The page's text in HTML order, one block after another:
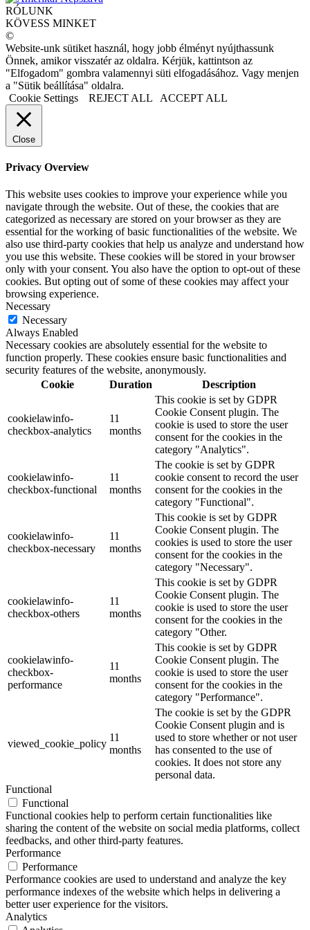
RÓLUNK
KÖVESS MINKET
©
Website-unk sütiket használ, hogy jobb élményt nyújthassunk
Önnek, amikor visszatér az oldalra. Kérjük, kattintson az
"Elfogadom" gombra valamennyi süti elfogadásához. Vagy menjen
a "Sütik beállítása" oldalra.
Cookie Settings
REJECT ALL ACCEPT ALL
Close
Privacy Overview
This website uses cookies to improve your experience while you
navigate through the website. Out of these, the cookies that are
categorized as necessary are stored on your browser as they are
essential for the working of basic functionalities of the website. We
also use third-party cookies that help us analyze and understand how
you use this website. These cookies will be stored in your browser
only with your consent. You also have the option to opt-out of these
cookies. But opting out of some of these cookies may affect your
browsing experience.
Necessary
Necessary
Always Enabled
Necessary cookies are absolutely essential for the website to
function properly. These cookies ensure basic functionalities and
security features of the website, anonymously.
Cookie
Duration Description
cookielawinfo-
checkbox-analytics
11
months
This cookie is set by GDPR
Cookie Consent plugin. The
cookie is used to store the user
consent for the cookies in the
category "Analytics".
cookielawinfo-
checkbox-functional
11
months
The cookie is set by GDPR
cookie consent to record the user
consent for the cookies in the
category "Functional".
cookielawinfo-
checkbox-necessary
11
months
This cookie is set by GDPR
Cookie Consent plugin. The
cookies is used to store the user
consent for the cookies in the
category "Necessary".
cookielawinfo-
checkbox-others
11
months
This cookie is set by GDPR
Cookie Consent plugin. The
cookie is used to store the user
consent for the cookies in the
category "Other.
cookielawinfo-
checkbox-
performance
11
months
This cookie is set by GDPR
Cookie Consent plugin. The
cookie is used to store the user
consent for the cookies in the
category "Performance".
viewed_cookie_policy
11
months
The cookie is set by the GDPR
Cookie Consent plugin and is
used to store whether or not user
has consented to the use of
cookies. It does not store any
personal data.
Functional
Functional
Functional cookies help to perform certain functionalities like
sharing the content of the website on social media platforms, collect
feedbacks, and other third-party features.
Performance
Performance
Performance cookies are used to understand and analyze the key
performance indexes of the website which helps in delivering a
better user experience for the visitors.
Analytics